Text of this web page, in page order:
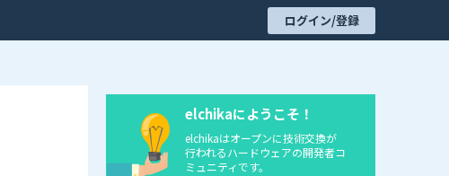
ログイン/登録
elchikaにようこそ！
elchikaはオープンに技術交換が
行われるハードウェアの開発者コ
ミュニティです。